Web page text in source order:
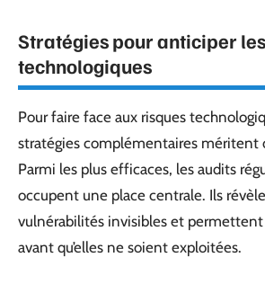
Stratégies pour anticiper
technologiques
Pour faire face aux risques
stratégies complémentaires méritent
Parmi les plus efficaces, les audits
occupent une place centrale. Ils
vulnérabilités invisibles et permettent
avant qu’elles ne soient exploitées.